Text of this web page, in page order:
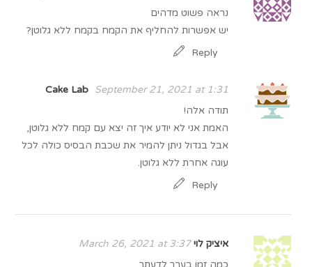
נראה פשוט מדהים
יש אפשרות להחליף את הקמח בקמח ללא גלוטן?
Reply
Cake Lab
September 21, 2021 at 1:31
תודה אלה!
האמת אני לא יודע איך זה יצא עם קמח ללא גלוטן,
אבל בגדול ניתן להמיר את שכבת הבסיס כולה לכל
עוגה אחרת ללא גלוטן.
Reply
איציק לוי March 26, 2021 at 3:37